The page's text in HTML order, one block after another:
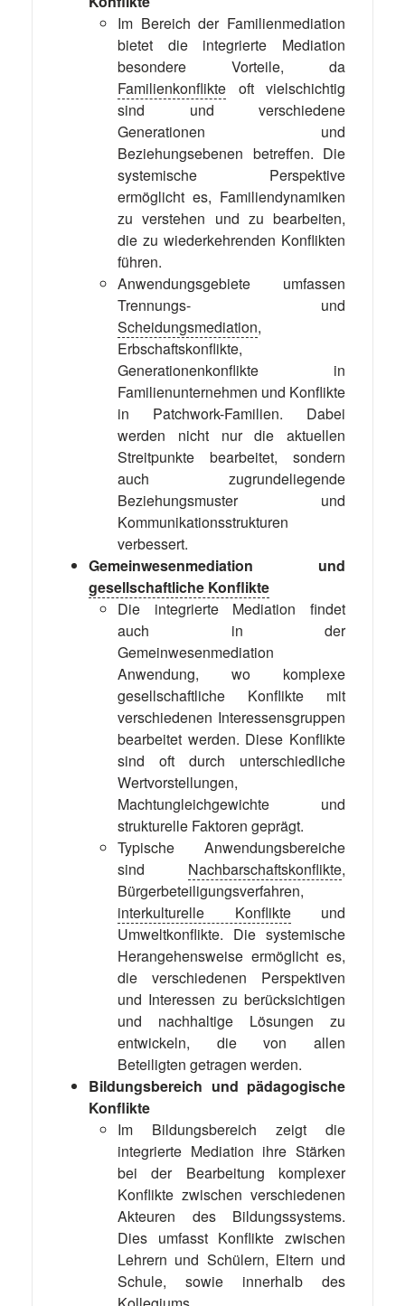
Im Bereich der Familienmediation
bietet die integrierte Mediation
besondere Vorteile, da
Familienkonflikte oft vielschichtig
sind und verschiedene
Generationen und
Beziehungsebenen betreffen. Die
systemische Perspektive
ermöglicht es, Familiendynamiken
zu verstehen und zu bearbeiten,
die zu wiederkehrenden Konflikten
führen.
Anwendungsgebiete umfassen
Trennungs- und
Scheidungsmediation,
Erbschaftskonflikte,
Generationenkonflikte in
Familienunternehmen und Konflikte
in Patchwork-Familien. Dabei
werden nicht nur die aktuellen
Streitpunkte bearbeitet, sondern
auch zugrundeliegende
Beziehungsmuster und
Kommunikationsstrukturen
verbessert.
Gemeinwesenmediation und
gesellschaftliche Konflikte
Die integrierte Mediation findet
auch in der
Gemeinwesenmediation
Anwendung, wo komplexe
gesellschaftliche Konflikte mit
verschiedenen Interessensgruppen
bearbeitet werden. Diese Konflikte
sind oft durch unterschiedliche
Wertvorstellungen,
Machtungleichgewichte und
strukturelle Faktoren geprägt.
Typische Anwendungsbereiche
sind Nachbarschaftskonflikte,
Bürgerbeteiligungsverfahren,
interkulturelle Konflikteund
Umweltkonflikte. Die systemische
Herangehensweise ermöglicht es,
die verschiedenen Perspektiven
und Interessen zu berücksichtigen
und nachhaltige Lösungen zu
entwickeln, die von allen
Beteiligten getragen werden.
Bildungsbereich und pädagogische
Konflikte
Im Bildungsbereich zeigt die
integrierte Mediation ihre Stärken
bei der Bearbeitung komplexer
Konflikte zwischen verschiedenen
Akteuren des Bildungssystems.
Dies umfasst Konflikte zwischen
Lehrern und Schülern, Eltern und
Schule, sowie innerhalb des